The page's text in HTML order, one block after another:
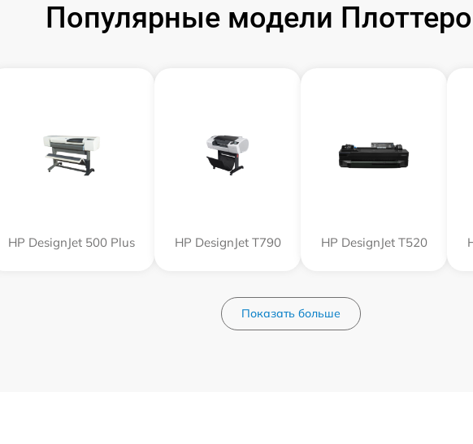
Популярные модели
HP DesignJet 500 Plus HP DesignJet T790 HP DesignJet T520
Показать больше